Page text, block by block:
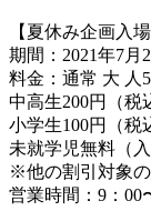
【夏休み企画入
期間：2021年7月
料金：通常 大 人
中高生200円（税
小学生100円（税
未就学児無料（
※他の割引対象
営業時間：9：00